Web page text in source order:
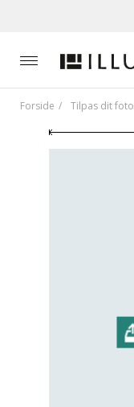
Forside
Tilpas dit foto